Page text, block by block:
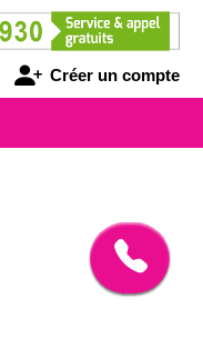
Créer un compte